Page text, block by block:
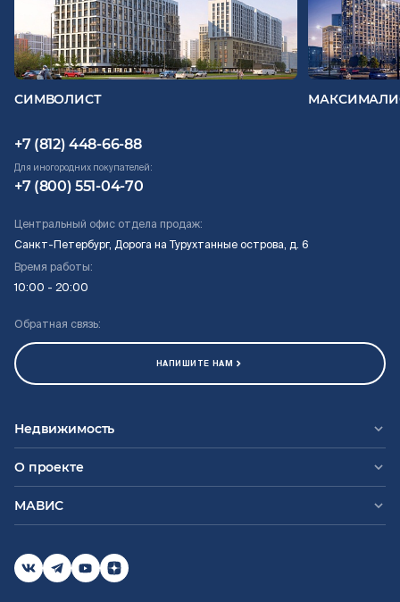
Проекты
О компании
Жизнь в мавис
СИМВОЛИСТ
+7 (812) 448-66-88
Для иногородних покупателей:
+7 (800) 551-04-70
Центральный офис отдела продаж:
Санкт-Петербург, Дорога на Турухтанные острова, д. 6
Время работы:
10:00 - 20:00
Обратная связь:
НАПИШИТЕ НАМ
Недвижимость
О проекте
МАВИС